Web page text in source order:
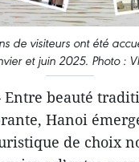
de visiteurs ont été
et juin 2025. Photo :
Entre beauté
Hanoi
de choix